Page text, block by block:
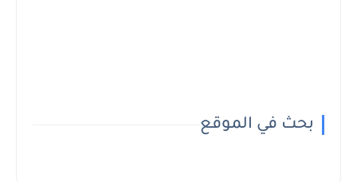
بحث في الموقع